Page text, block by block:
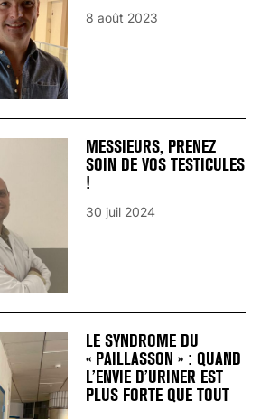
8 août 2023
MESSIEURS, PRENEZ
SOIN DE VOS TESTICULES
!
30 juil 2024
LE SYNDROME DU
« PAILLASSON » : QUAND
L’ENVIE D’URINER EST
PLUS FORTE QUE TOUT